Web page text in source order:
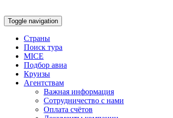
Toggle navigation
Страны
Поиск тура
MICE
Подбор авиа
Круизы
Агентствам
Важная информация
Сотрудничество с нами
Оплата счётов